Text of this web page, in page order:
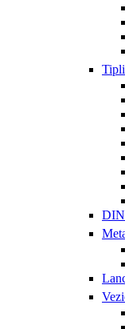
DIN